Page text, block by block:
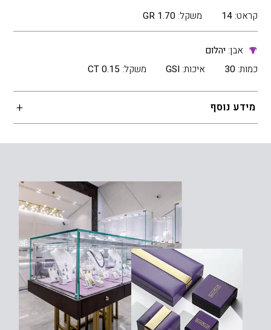
קראט: 14 משקל: 1.70 GR
אבן:יהלום
כמות: 30 איכות: GSI משקל: 0.15 CT
מידע נוסף